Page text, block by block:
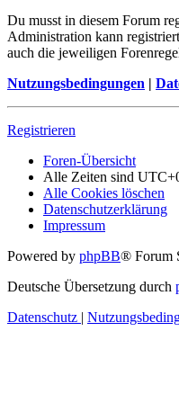
Du musst in diesem Forum
Administration kann
auch die jeweiligen
Nutzungsbedingungen |
Registrieren
Foren-Übersicht
Alle Zeiten sind
Alle Cookies löschen
Datenschutzerklärung
Impressum
Powered by phpBB® Forum
Deutsche Übersetzung durch
Datenschutz |